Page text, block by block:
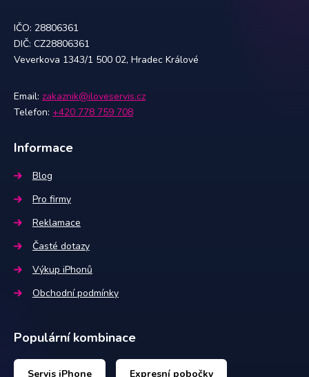
IČO: 28806361
DIČ: CZ28806361
Veverkova 1343/1 500 02, Hradec Králové
Email: zakaznik@iloveservis.cz
Telefon: +420 778 759 708
Informace
Blog
Pro firmy
Reklamace
Časté dotazy
Výkup iPhonů
Obchodní podmínky
Populární kombinace
Servis iPhone Expresní pobočky